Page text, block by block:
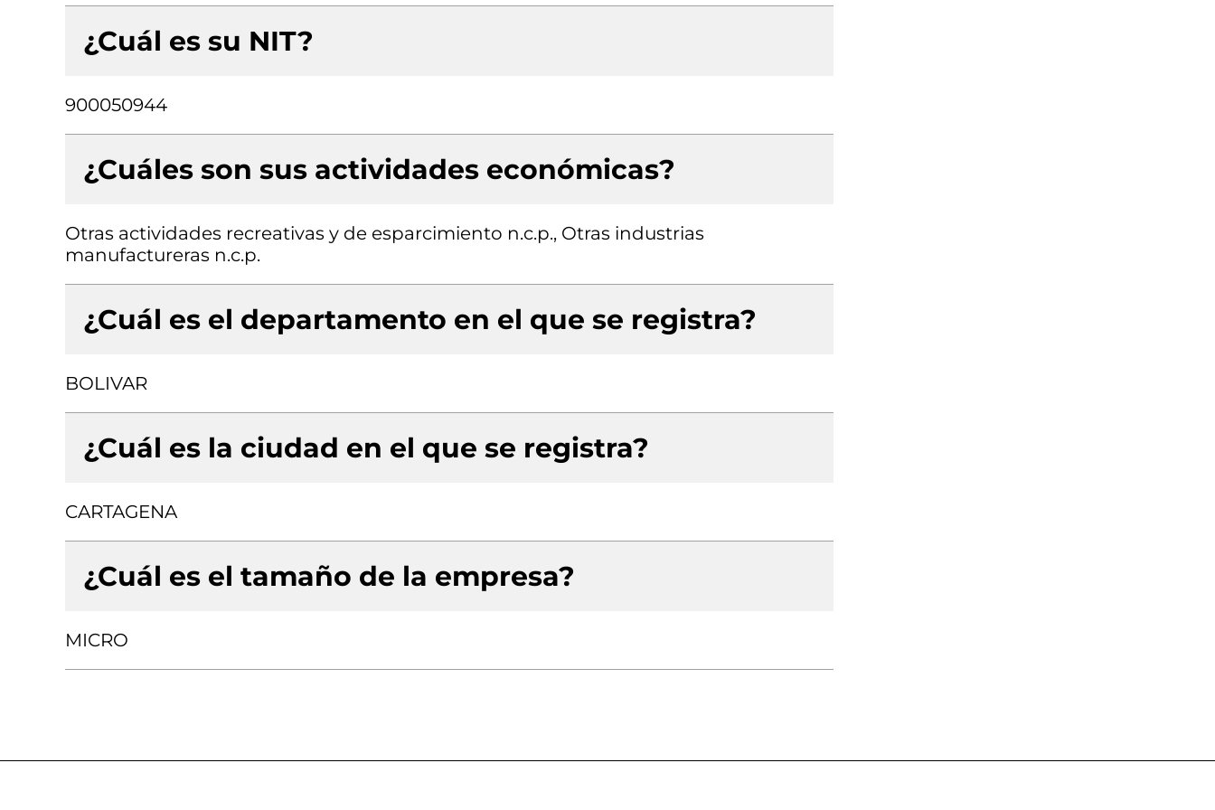
¿Cuál es su NIT?
900050944
¿Cuáles son sus actividades económicas?
Otras actividades recreativas y de esparcimiento n.c.p., Otras industrias
manufactureras n.c.p.
¿Cuál es el departamento en el que se registra?
BOLIVAR
¿Cuál es la ciudad en el que se registra?
CARTAGENA
¿Cuál es el tamaño de la empresa?
MICRO